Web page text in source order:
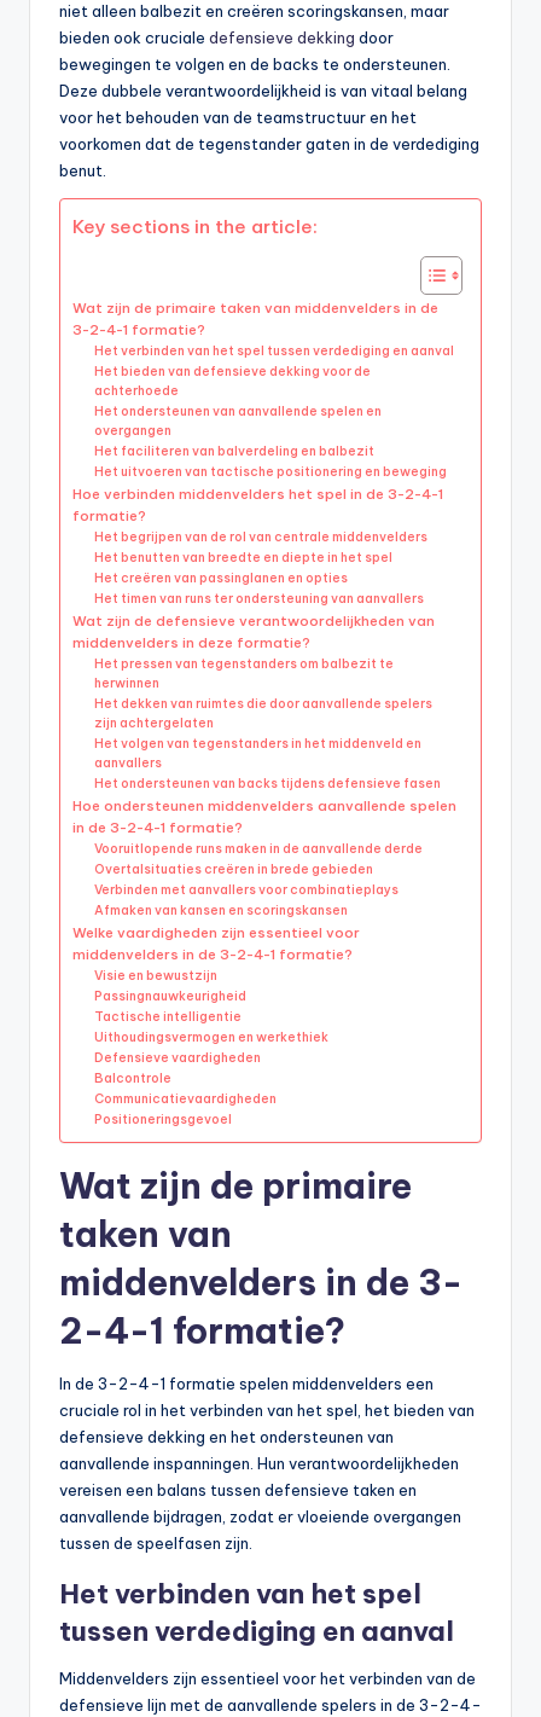
niet alleen balbezit en creëren scoringskansen, maar
bieden ook cruciale defensieve dekking door
bewegingen te volgen en de backs te ondersteunen.
Deze dubbele verantwoordelijkheid is van vitaal belang
voor het behouden van de teamstructuur en het
voorkomen dat de tegenstander gaten in de verdediging
benut.
Key sections in the article:
Wat zijn de primaire taken van middenvelders in de
3-2-4-1 formatie?
Het verbinden van het spel tussen verdediging en aanval
Het bieden van defensieve dekking voor de
achterhoede
Het ondersteunen van aanvallende spelen en
overgangen
Het faciliteren van balverdeling en balbezit
Het uitvoeren van tactische positionering en beweging
Hoe verbinden middenvelders het spel in de 3-2-4-1
formatie?
Het begrijpen van de rol van centrale middenvelders
Het benutten van breedte en diepte in het spel
Het creëren van passinglanen en opties
Het timen van runs ter ondersteuning van aanvallers
Wat zijn de defensieve verantwoordelijkheden van
middenvelders in deze formatie?
Het pressen van tegenstanders om balbezit te
herwinnen
Het dekken van ruimtes die door aanvallende spelers
zijn achtergelaten
Het volgen van tegenstanders in het middenveld en
aanvallers
Het ondersteunen van backs tijdens defensieve fasen
Hoe ondersteunen middenvelders aanvallende spelen
in de 3-2-4-1 formatie?
Vooruitlopende runs maken in de aanvallende derde
Overtalsituaties creëren in brede gebieden
Verbinden met aanvallers voor combinatieplays
Afmaken van kansen en scoringskansen
Welke vaardigheden zijn essentieel voor
middenvelders in de 3-2-4-1 formatie?
Visie en bewustzijn
Passingnauwkeurigheid
Tactische intelligentie
Uithoudingsvermogen en werkethiek
Defensieve vaardigheden
Balcontrole
Communicatievaardigheden
Positioneringsgevoel
Wat zijn de primaire
taken van
middenvelders in de 3-
2-4-1 formatie?
In de 3-2-4-1 formatie spelen middenvelders een
cruciale rol in het verbinden van het spel, het bieden van
defensieve dekking en het ondersteunen van
aanvallende inspanningen. Hun verantwoordelijkheden
vereisen een balans tussen defensieve taken en
aanvallende bijdragen, zodat er vloeiende overgangen
tussen de speelfasen zijn.
Het verbinden van het spel
tussen verdediging en aanval
Middenvelders zijn essentieel voor het verbinden van de
defensieve lijn met de aanvallende spelers in de 3-2-4-